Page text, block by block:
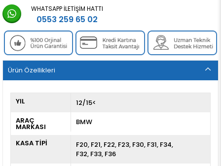
WHATSAPP İLETIŞIM HATTI
0553 259 65 02
Ürün Özellikleri
YIL
12/15<
ARAÇ
MARKASI
BMW
KASA TİPİ F20 F21 F22 F23 F30 F31 F34
F32 F33 F36